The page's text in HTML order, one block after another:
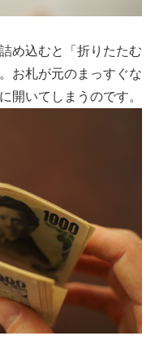
め込むと「折りたたむ
お札が元のまっすぐな
開いてしまうのです。